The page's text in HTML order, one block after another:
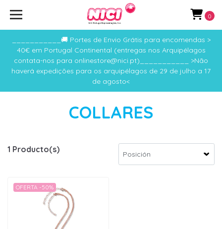
___________🚚 Portes de Envio Grátis para encomendas >
40€ em Portugal Continental (entregas nos Arquipélagos
contata-nos para onlinestore@nici.pt)___________ >Não
haverá expedições para os arquipélagos de 29 de julho a 17
de agosto<
0
COLLARES
1 Producto(s)
OFERTA -50%